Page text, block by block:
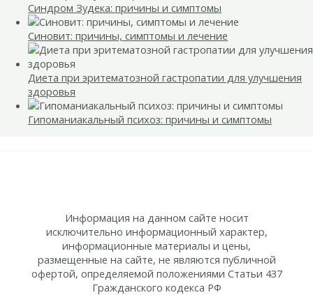
Синдром Зудека: причины и симптомы
Синовит: причины, симптомы и лечение
Диета при эритематозной гастропатии для улучшения
здоровья
Гипоманиакальный психоз: причины и симптомы
Информация на данном сайте носит
исключительно информационный характер,
информационные материалы и цены,
размещенные на сайте, не являются публичной
офертой, определяемой положениями Статьи 437
Гражданского кодекса РФ